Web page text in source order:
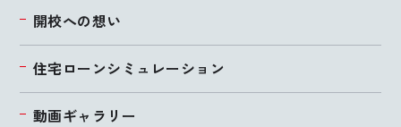
開校への想い
住宅ローンシミュレーション
動画ギャラリー